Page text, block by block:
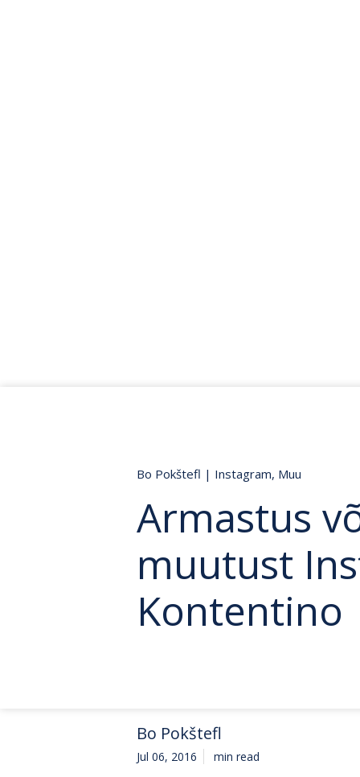
Bo Pokštefl | Instagram, Muu
Armastus
muutust
Kontentino
Bo Pokštefl
Jul 06, 2016 min read